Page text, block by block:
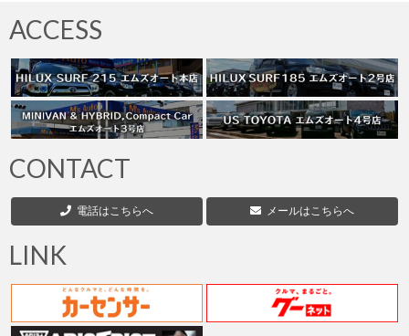
ACCESS
CONTACT
電話はこちらへ メールはこちらへ
LINK